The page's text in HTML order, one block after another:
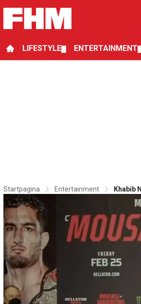
LIFESTYLE ENTERTAINMENT
Startpagina Entertainment Khabib